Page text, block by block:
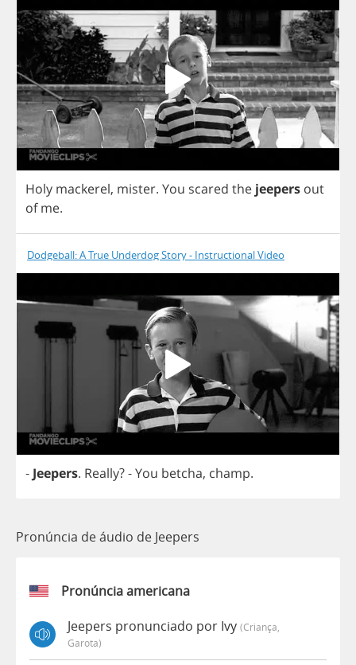
Holy mackerel, mister. You scared the jeepers out
of me.
Dodgeball: A True Underdog Story - Instructional Video
- Jeepers. Really?-You betcha, champ.
Pronúncia de áudio de Jeepers
Pronúncia americana
Jeepers pronunciado por Ivy (criança,
Garota)